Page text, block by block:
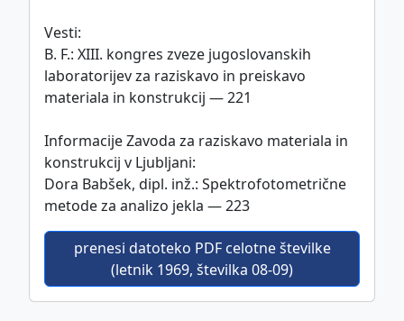
Vesti:
B. F.: XIII. kongres zveze jugoslovanskih
laboratorijev za raziskavo in preiskavo
materiala in konstrukcij — 221
Informacije Zavoda za raziskavo materiala in
konstrukcij v Ljubljani:
Dora Babšek, dipl. inž.: Spektrofotometrične
metode za analizo jekla — 223
prenesi datoteko PDF celotne številke
(letnik 1969, številka 08-09)